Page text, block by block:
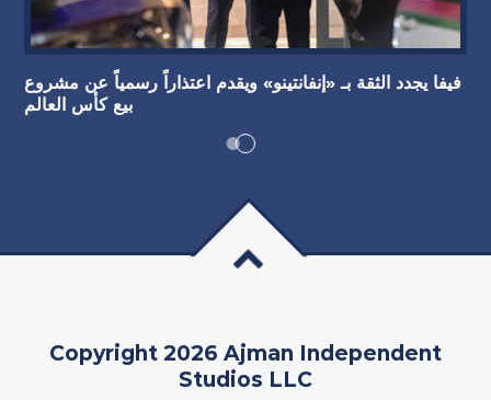
فيفا يجدد الثقة بـ «إنفانتينو» ويقدم اعتذاراً رسمياً عن مشروع
بيع كأس العالم
Copyright 2026 Ajman Independent
Studios LLC